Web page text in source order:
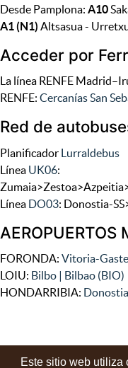
Este sitio web utiliza
Desde Pamplona: A10
A1 (N1) Altsasua -
Acceder por
La línea RENFE
RENFE: Cercanías San
Red de
Planificador Lurraldebus
Línea UK06:
Línea DO03: Donostia-
AEROPUERTOS
FORONDA: Vitoria-
LOIU: Bilbo | Bilbao (BIO)
HONDARRIBIA: